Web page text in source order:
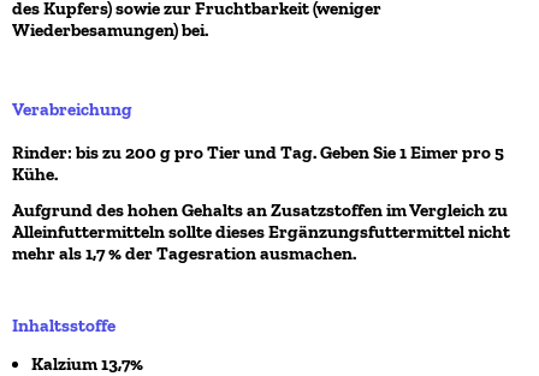
des Kupfers) sowie zur Fruchtbarkeit (weniger
Wiederbesamungen) bei.
Verabreichung
Rinder: bis zu 200 g pro Tier und Tag. Geben Sie 1 Eimer pro 5
Kühe.
Aufgrund des hohen Gehalts an Zusatzstoffen im Vergleich zu
Alleinfuttermitteln sollte dieses Ergänzungsfuttermittel nicht
mehr als 1,7 % der Tagesration ausmachen.
Inhaltsstoffe
Kalzium 13,7%